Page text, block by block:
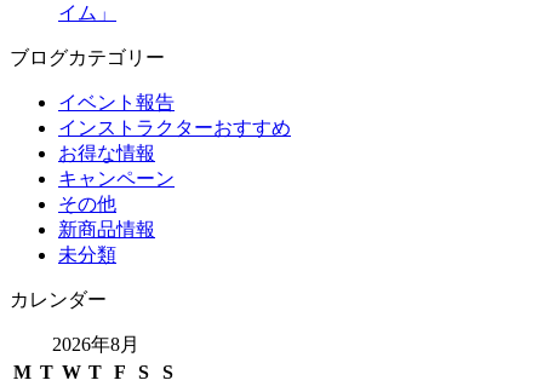
イム」
ブログカテゴリー
イベント報告
インストラクターおすすめ
お得な情報
キャンペーン
その他
新商品情報
未分類
カレンダー
2026年8月
M T W T F S
S